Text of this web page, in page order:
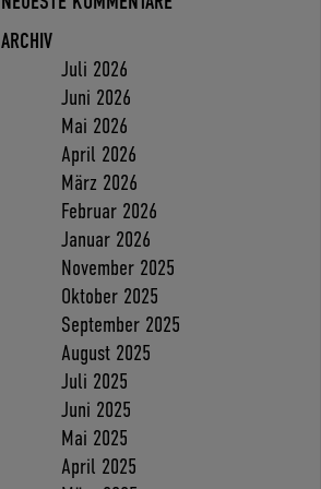
ARCHIV
Juli 2026
Juni 2026
Mai 2026
April 2026
März 2026
Februar 2026
Januar 2026
November 2025
Oktober 2025
September 2025
August 2025
Juli 2025
Juni 2025
Mai 2025
April 2025